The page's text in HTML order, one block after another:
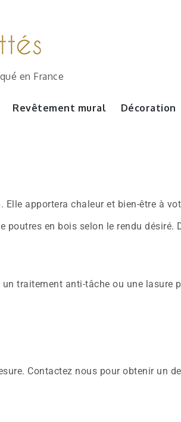
en France
Revêtement mural Décoration
Elle apportera chaleur et bien-être à
poutres en bois selon le rendu désiré.
traitement anti-tâche ou une lasure
Contactez nous pour obtenir un